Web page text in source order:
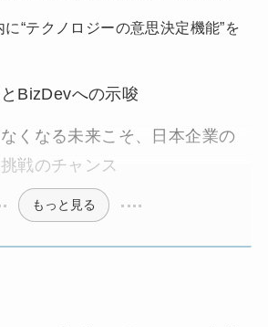
に“テクノロジーの意思決定機能”を
BizDevへの示唆
くなる未来こそ、日本企業の
戦のチャンス
もっと見る